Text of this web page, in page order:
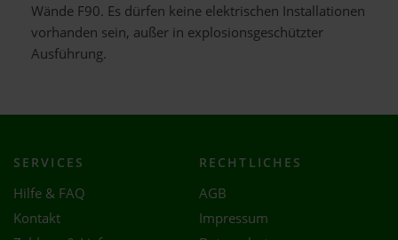
Wände F90. Es dürfen keine elektrischen Installationen
vorhanden sein, außer in explosionsgeschützter
Ausführung.
SERVICES
Hilfe & FAQ
Kontakt
RECHTLICHES
AGB
Impressum